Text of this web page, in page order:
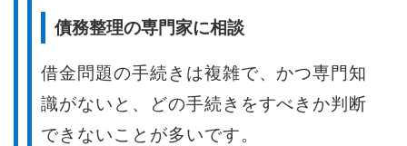
債務整理の専門家に相談
借金問題の手続きは複雑で、かつ専門知
識がないと、どの手続きをすべきか判断
できないことが多いです。